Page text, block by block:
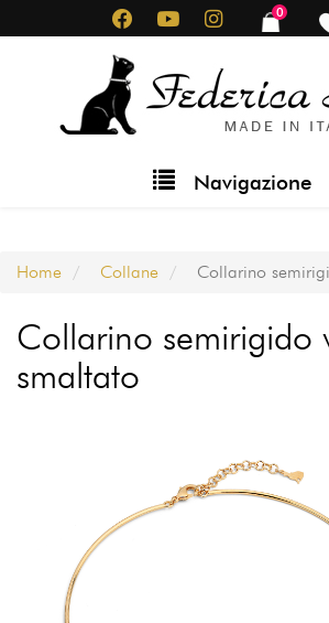
al
0
items
Navigazione
Home Collane Collarino
Collarino semirigido
smaltato